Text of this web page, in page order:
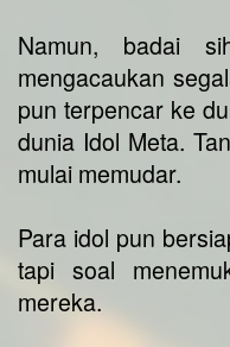
Namun, badai
mengacaukan
pun terpencar ke
dunia Idol Meta.
mulai memudar.
Para idol pun
tapi soal
mereka.